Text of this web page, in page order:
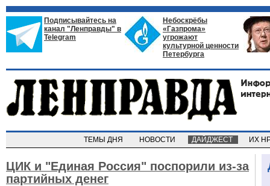
Подписывайтесь на
канал "Ленправды" в
Telegram
Небоскрёбы
«Газпрома»
угрожают
культурной ценности
Петербурга
ТЕМЫ ДНЯ НОВОСТИ ДАЙДЖЕСТ ИХ
ЦИК и "Единая Россия" поспорили из-за
партийных денег